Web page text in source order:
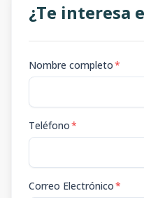
¿Te interesa
Nombre completo*
Teléfono*
Correo Electrónico*